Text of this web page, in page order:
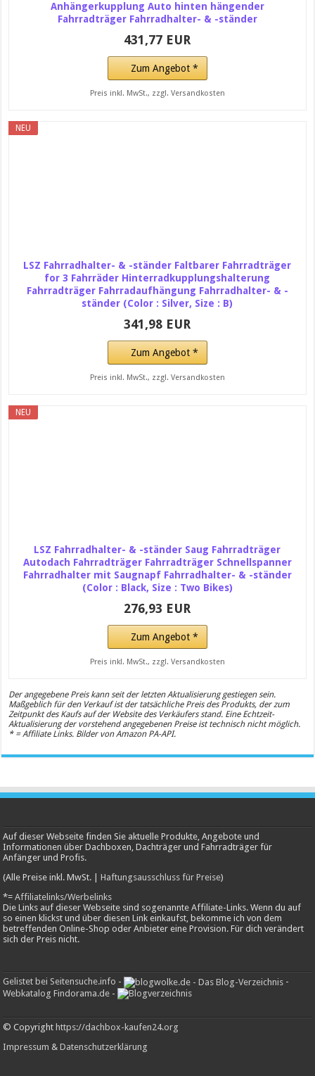
Anhängerkupplung Auto hinten hängender
Fahrradträger Fahrradhalter- & -ständer
431,77 EUR
Zum Angebot *
Preis inkl. MwSt., zzgl. Versandkosten
NEU
LSZ Fahrradhalter- & -ständer Faltbarer Fahrradträger
for 3 Fahrräder Hinterradkupplungshalterung
Fahrradträger Fahrradaufhängung Fahrradhalter- & -
ständer (Color : Silver, Size : B)
341,98 EUR
Zum Angebot *
Preis inkl. MwSt., zzgl. Versandkosten
NEU
LSZ Fahrradhalter- & -ständer Saug Fahrradträger
Autodach Fahrradträger Fahrradträger Schnellspanner
Fahrradhalter mit Saugnapf Fahrradhalter- & -ständer
(Color : Black, Size : Two Bikes)
276,93 EUR
Zum Angebot *
Preis inkl. MwSt., zzgl. Versandkosten
Der angegebene Preis kann seit der letzten Aktualisierung gestiegen sein.
Maßgeblich für den Verkauf ist der tatsächliche Preis des Produkts, der zum
Zeitpunkt des Kaufs auf der Website des Verkäufers stand. Eine Echtzeit-
Aktualisierung der vorstehend angegebenen Preise ist technisch nicht möglich.
* = Affiliate Links. Bilder von Amazon PA-API.
Auf dieser Webseite finden Sie aktuelle Produkte, Angebote und
Informationen über Dachboxen, Dachträger und Fahrradträger für
Anfänger und Profis.
(Alle Preise inkl. MwSt. |Haftungsausschluss für Preise)
*=Affiliatelinks/Werbelinks
Die Links auf dieser Webseite sind sogenannte Affiliate-Links. Wenn du auf
so einen klickst und über diesen Link einkaufst, bekomme ich von dem
betreffenden Online-Shop oder Anbieter eine Provision. Für dich verändert
sich der Preis nicht.
Gelistet bei Seitensuche.info -
-
Webkatalog Findorama.de -
© Copyright https://dachbox-kaufen24.org
Impressum &Datenschutzerklärung